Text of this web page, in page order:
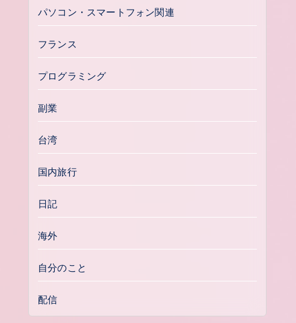
パソコン・スマートフォン関連
フランス
プログラミング
副業
台湾
国内旅行
日記
海外
自分のこと
配信